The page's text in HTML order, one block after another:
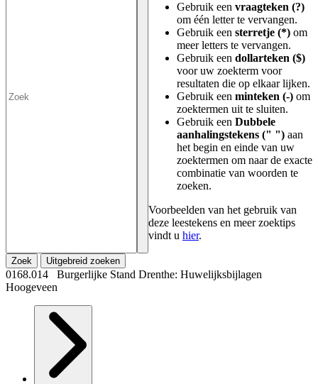
Gebruik een vraagteken (?)
om één letter te vervangen.
Gebruik een sterretje (*) om
meer letters te vervangen.
Gebruik een dollarteken ($)
voor uw zoekterm voor
resultaten die op elkaar lijken.
Gebruik een minteken (-) om
zoektermen uit te sluiten.
Gebruik een Dubbele
aanhalingstekens (" ") aan
het begin en einde van uw
zoektermen om naar de exacte
combinatie van woorden te
zoeken.
Voorbeelden van het gebruik van
deze leestekens en meer zoektips
vindt u hier.
Zoek Uitgebreid zoeken
0168.014 Burgerlijke Stand Drenthe: Huwelijksbijlagen
Hoogeveen